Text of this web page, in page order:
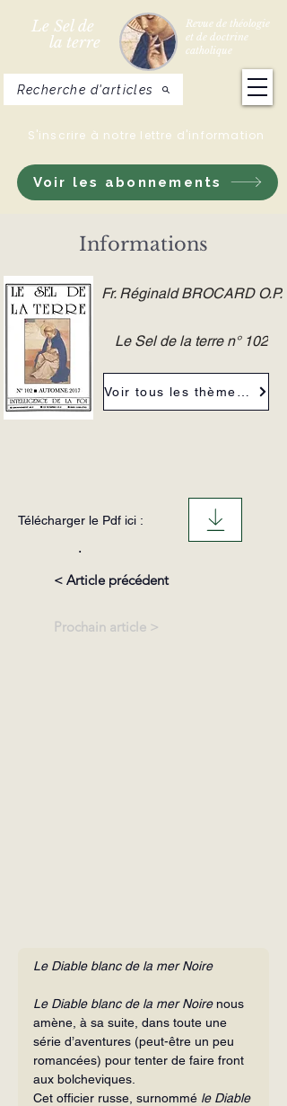
Le Sel de
la terre
Revue de théologie
et de doctrine
catholique
Voir les abonnements
S'inscrire à notre lettre d'information
Recherche d'articles
Informations
Fr. Réginald BROCARD O.P.
Le Sel de la terre n° 102
Télécharger le Pdf ici :
.
< Article précédent
Prochain article >
Le Diable blanc de la mer Noire
Le Diable blanc de la mer Noire nous
amène, à sa suite, dans toute une
série d’aventures (peut-être un peu
romancées) pour tenter de faire front
aux bolcheviques.
Cet officier russe, surnommé le Diable